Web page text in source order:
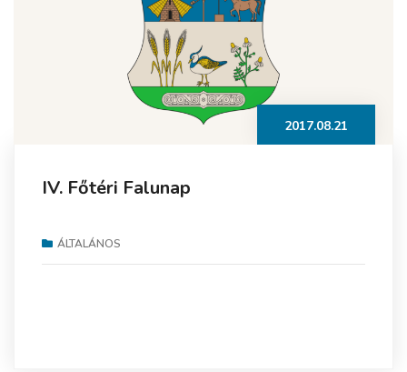
2017.08.21
IV. Főtéri Falunap
ÁLTALÁNOS